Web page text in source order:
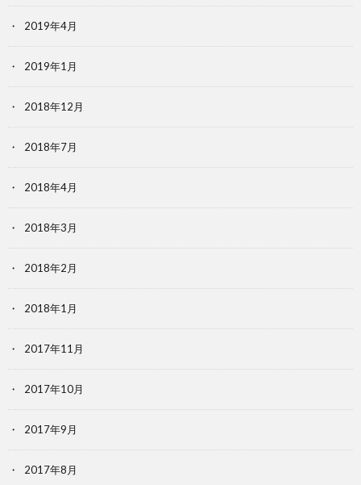
2019年4月
2019年1月
2018年12月
2018年7月
2018年4月
2018年3月
2018年2月
2018年1月
2017年11月
2017年10月
2017年9月
2017年8月